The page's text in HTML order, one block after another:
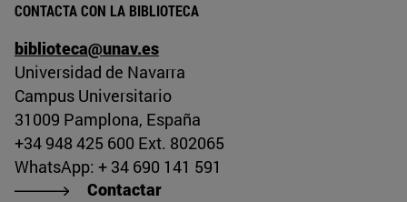
CONTACTA CON LA BIBLIOTECA
biblioteca@unav.es
Universidad de Navarra
Campus Universitario
31009 Pamplona, España
+34 948 425 600 Ext. 802065
WhatsApp: + 34 690 141 591
Contactar